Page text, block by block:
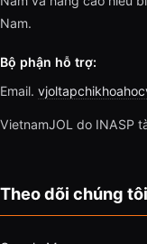
Nam.
Bộ phận hỗ trợ:
Email.
VietnamJOL do INASP
Theo dõi chúng tôi